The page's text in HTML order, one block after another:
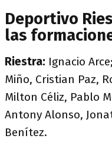
Deportivo
las
Riestra: Ignacio
Miño, Cristian Paz,
Milton Céliz, Pablo
Antony Alonso,
Benítez.